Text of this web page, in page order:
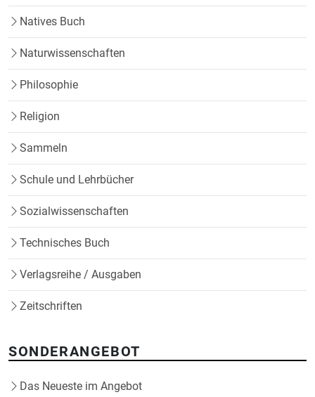
Natives Buch
Naturwissenschaften
Philosophie
Religion
Sammeln
Schule und Lehrbücher
Sozialwissenschaften
Technisches Buch
Verlagsreihe / Ausgaben
Zeitschriften
SONDERANGEBOT
Das Neueste im Angebot